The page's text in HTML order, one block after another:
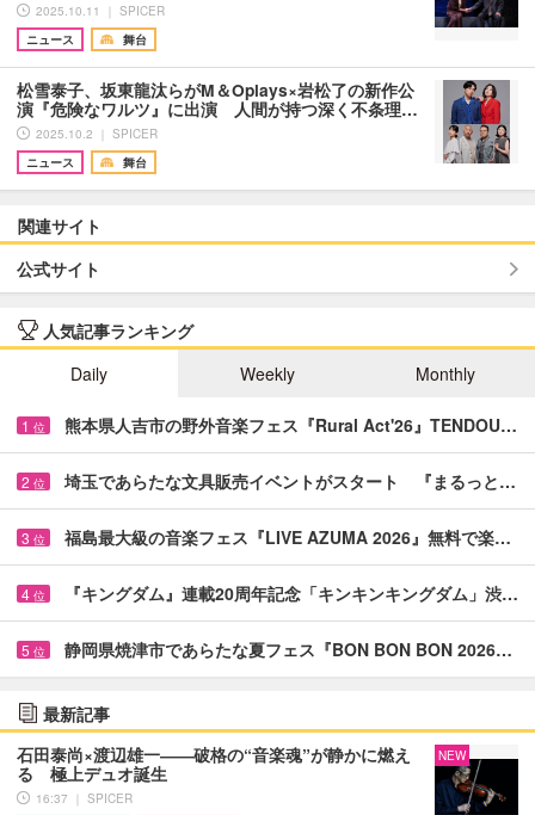
2025.10.11 ｜ SPICER
ニュース
舞台
松雪泰子、坂東龍汰らがM＆Oplays×岩松了の新作公
演『危険なワルツ』に出演 人間が持つ深く不条理…
2025.10.2 ｜ SPICER
ニュース
舞台
関連サイト
公式サイト
人気記事ランキング
Daily
Weekly Monthly
1 位 熊本県人吉市の野外音楽フェス『Rural Act'26』TENDOU…
2 位 埼玉であらたな文具販売イベントがスタート 『まるっと…
3 位 福島最大級の音楽フェス『LIVE AZUMA 2026』無料で楽…
4 位 『キングダム』連載20周年記念「キンキンキングダム」渋…
5 位 静岡県焼津市であらたな夏フェス『BON BON BON 2026…
最新記事
石田泰尚×渡辺雄一――破格の“音楽魂”が静かに燃え
る 極上デュオ誕生
16:37 ｜ SPICER
NEW